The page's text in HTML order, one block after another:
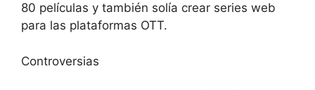
80 películas y también solía crear series web
para las plataformas OTT.
Controversias